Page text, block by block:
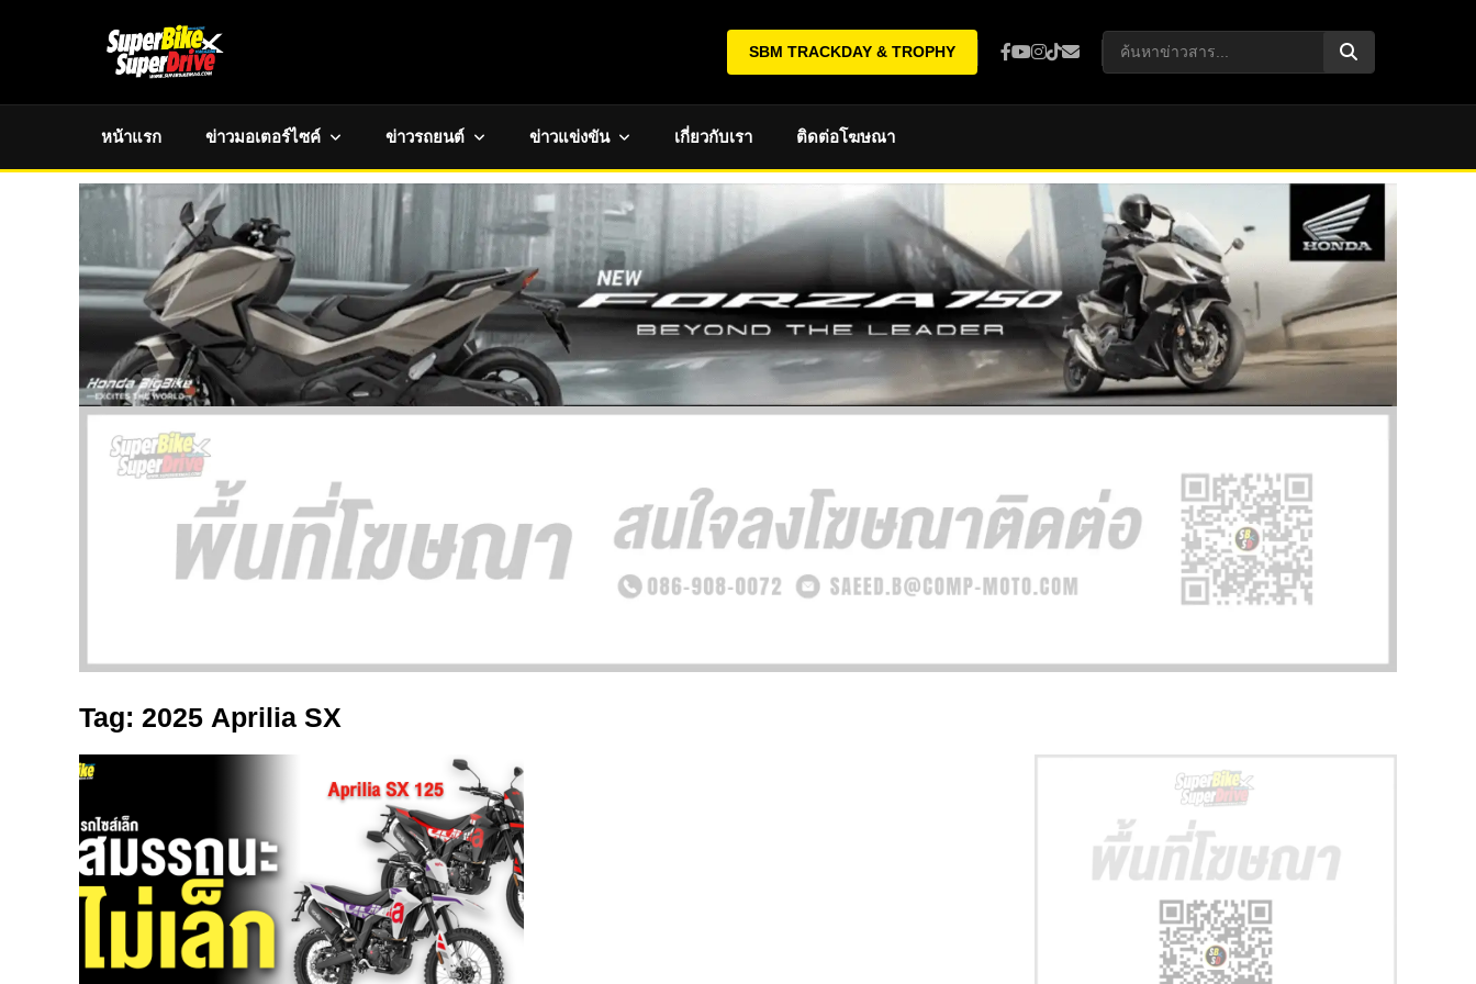
SBM TRACKDAY & TROPHY
หน้าแรก ข่าวมอเตอร์ไซค์ ข่าวรถยนต์ ข่าวแข่งขัน เกี่ยวกับเรา ติดต่อโฆษณา
Tag: 2025 Aprilia SX